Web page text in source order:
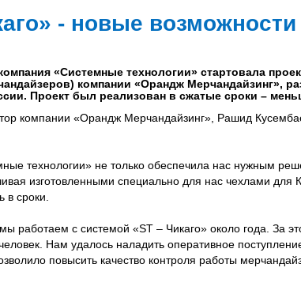
- новые
«Системные технологии» стартовала
компании «Орандж Мерчандайзинг»,
Проект был реализован в сжатые сроки –
компании «Орандж Мерчандайзинг», Рашид
технологии» не только обеспечила нас нужным
изготовленными специально для нас чехлами для
сроки.
работаем с системой «ST – Чикаго» около года. За
Нам удалось наладить оперативное
повысить качество контроля работы